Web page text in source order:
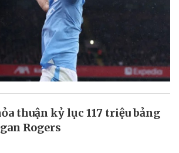
thuận kỷ lục 117 triệu bảng
Rogers